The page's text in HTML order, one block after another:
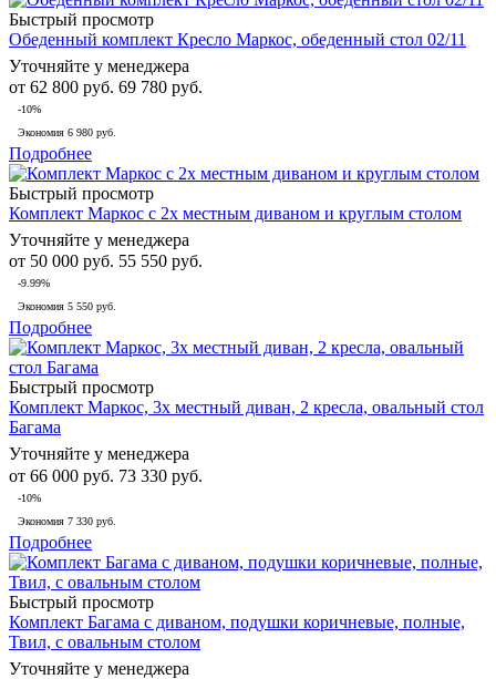
Быстрый просмотр
Обеденный комплект Кресло Маркос, обеденный стол 02/11
Уточняйте у менеджера
от 62 800 руб. 69 780 руб.
-10%
Экономия 6 980 руб.
Подробнее
Быстрый просмотр
Комплект Маркос с 2х местным диваном и круглым столом
Уточняйте у менеджера
от 50 000 руб. 55 550 руб.
-9.99%
Экономия 5 550 руб.
Подробнее
Быстрый просмотр
Комплект Маркос, 3х местный диван, 2 кресла, овальный стол
Багама
Уточняйте у менеджера
от 66 000 руб. 73 330 руб.
-10%
Экономия 7 330 руб.
Подробнее
Быстрый просмотр
Комплект Багама с диваном, подушки коричневые, полные,
Твил, с овальным столом
Уточняйте у менеджера